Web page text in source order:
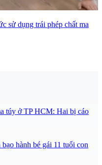
sử dụng trái phép chất ma
túy ở TP HCM: Hai bị cáo
hành bé gái 11 tuổi con